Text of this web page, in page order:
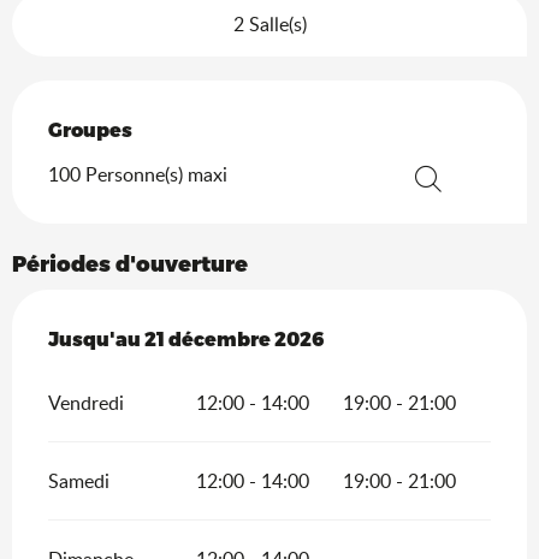
2 Salle(s)
Groupes
Groupes
100 Personne(s) maxi
Périodes d'ouverture
Du16 janvier 2026au21 décembre 2026
Jusqu'au 21 décembre 2026
Vendredi 12:00 - 14:00 19:00 - 21:00
Samedi 12:00 - 14:00 19:00 - 21:00